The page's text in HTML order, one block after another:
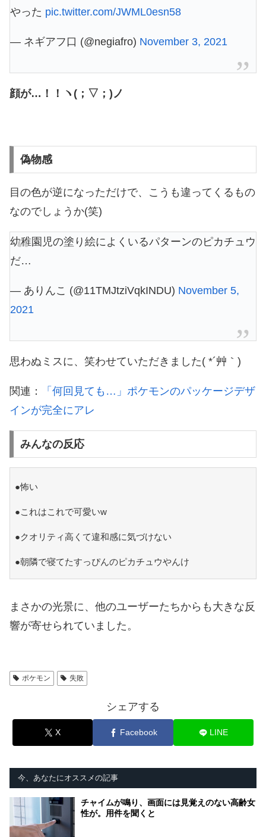
やった pic.twitter.com/JWML0esn58
— ネギアフ口 (@negiafro) November 3, 2021
顔が…！！ヽ(；▽；)ノ
偽物感
目の色が逆になっただけで、こうも違ってくるもの
なのでしょうか(笑)
幼稚園児の塗り絵によくいるパターンのピカチュウ
だ…
— ありんこ (@11TMJtziVqkINDU) November 5,
2021
思わぬミスに、笑わせていただきました( *´艸｀)
関連：
「何回見ても…」ポケモンのパッケージデザ
インが完全にアレ
みんなの反応
●怖い
●これはこれで可愛いw
●クオリティ高くて違和感に気づけない
●朝隣で寝てたすっぴんのピカチュウやんけ
まさかの光景に、他のユーザーたちからも大きな反
響が寄せられていました。
ポケモン 失敗
シェアする
X Facebook LINE
今、あなたにオススメの記事
チャイムが鳴り、画面には見覚えのない高齢女
性が。用件を聞くと